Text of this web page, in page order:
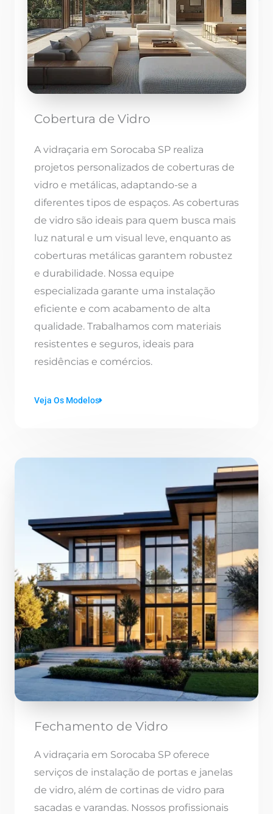
Cobertura de Vidro
A vidraçaria em Sorocaba SP realiza
projetos personalizados de coberturas de
vidro e metálicas, adaptando-se a
diferentes tipos de espaços. As coberturas
de vidro são ideais para quem busca mais
luz natural e um visual leve, enquanto as
coberturas metálicas garantem robustez
e durabilidade. Nossa equipe
especializada garante uma instalação
eficiente e com acabamento de alta
qualidade. Trabalhamos com materiais
resistentes e seguros, ideais para
residências e comércios.
Veja Os Modelos
Fechamento de Vidro
A vidraçaria em Sorocaba SP oferece
serviços de instalação de portas e janelas
de vidro, além de cortinas de vidro para
sacadas e varandas. Nossos profissionais